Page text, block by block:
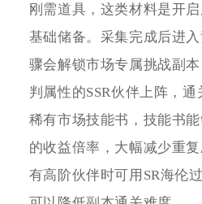
刚需道具，这类材料是开
基础储备。采集完成后进
骤会解锁市场专属挑战副
判属性的SSR伙伴上阵，
稀有市场技能书，技能书
的收益倍率，大幅减少重
有高阶伙伴时可用SR海伦